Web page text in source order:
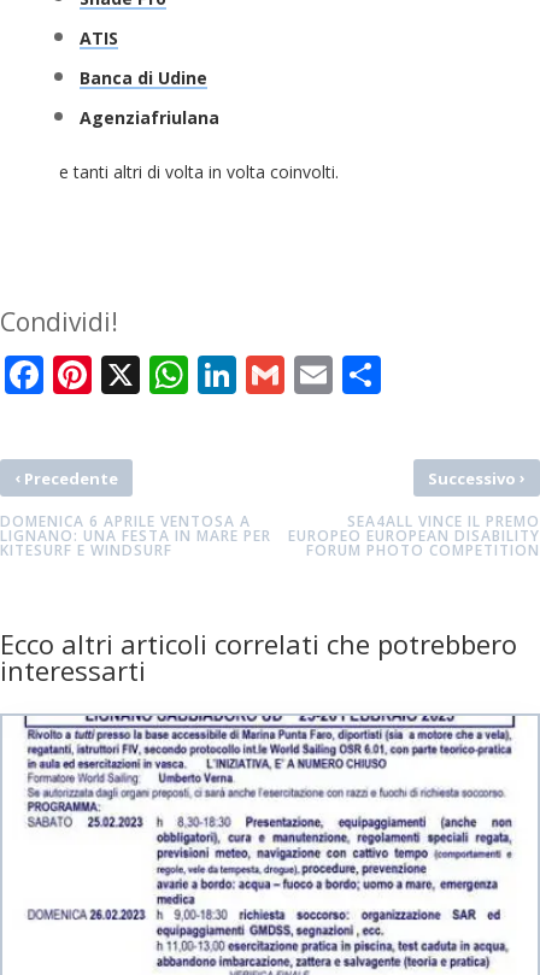
ATIS
Banca di Udine
Agenziafriulana
e tanti altri di volta in volta coinvolti.
Condividi!
Facebook
Pinterest
X WhatsApp
LinkedIn
Gmail
Email
‹ Precedente
DOMENICA 6 APRILE VENTOSA A
LIGNANO: UNA FESTA IN MARE PER
KITESURF E WINDSURF
Successivo ›
SEA4ALL VINCE IL PREMO
EUROPEO EUROPEAN DISABILITY
FORUM PHOTO COMPETITION
Ecco altri articoli correlati che potrebbero
interessarti